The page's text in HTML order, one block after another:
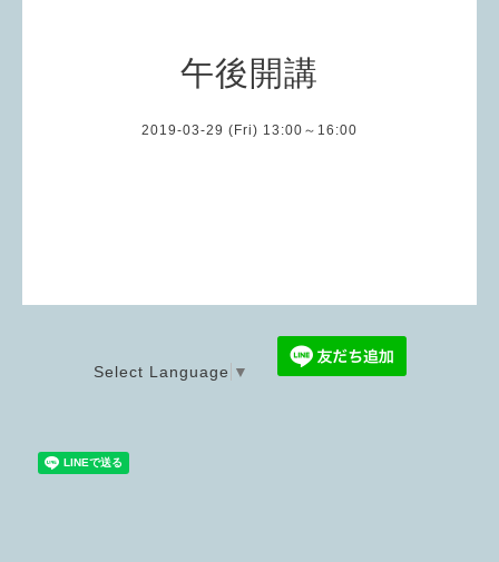
午後開講
2019-03-29 (Fri) 13:00～16:00
Select Language ▼